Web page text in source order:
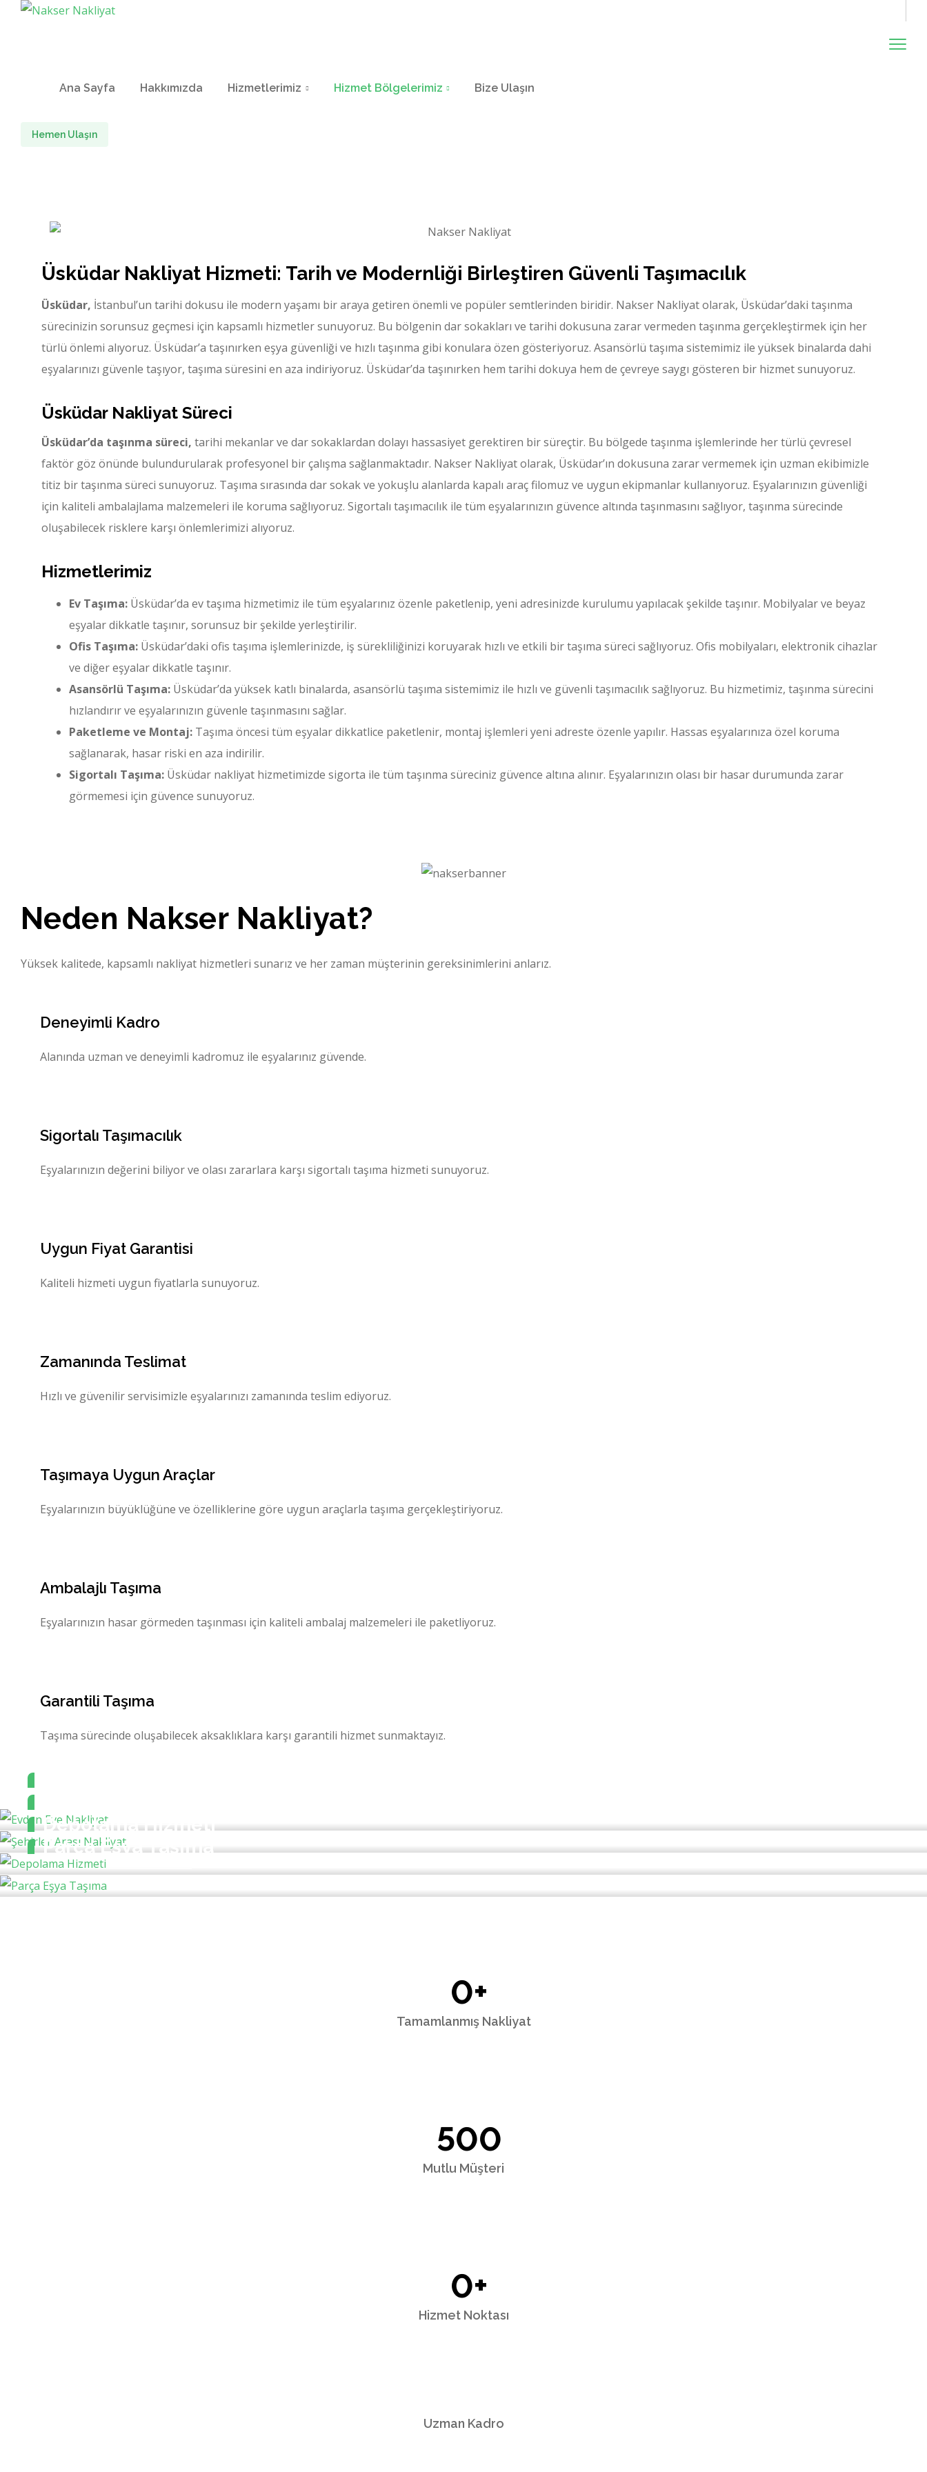
Ana Sayfa Hakkımızda Hizmetlerimiz Hizmet Bölgelerimiz Bize Ulaşın
Hemen Ulaşın
Üsküdar Nakliyat Hizmeti: Tarih ve Modernliği Birleştiren Güvenli Taşımacılık
Üsküdar, İstanbul’un tarihi dokusu ile modern yaşamı bir araya getiren önemli ve popüler semtlerinden biridir. Nakser Nakliyat olarak, Üsküdar’daki taşınma
sürecinizin sorunsuz geçmesi için kapsamlı hizmetler sunuyoruz. Bu bölgenin dar sokakları ve tarihi dokusuna zarar vermeden taşınma gerçekleştirmek için her
türlü önlemi alıyoruz. Üsküdar’a taşınırken eşya güvenliği ve hızlı taşınma gibi konulara özen gösteriyoruz. Asansörlü taşıma sistemimiz ile yüksek binalarda dahi
eşyalarınızı güvenle taşıyor, taşıma süresini en aza indiriyoruz. Üsküdar’da taşınırken hem tarihi dokuya hem de çevreye saygı gösteren bir hizmet sunuyoruz.
Üsküdar Nakliyat Süreci
Üsküdar’da taşınma süreci, tarihi mekanlar ve dar sokaklardan dolayı hassasiyet gerektiren bir süreçtir. Bu bölgede taşınma işlemlerinde her türlü çevresel
faktör göz önünde bulundurularak profesyonel bir çalışma sağlanmaktadır. Nakser Nakliyat olarak, Üsküdar’ın dokusuna zarar vermemek için uzman ekibimizle
titiz bir taşınma süreci sunuyoruz. Taşıma sırasında dar sokak ve yokuşlu alanlarda kapalı araç filomuz ve uygun ekipmanlar kullanıyoruz. Eşyalarınızın güvenliği
için kaliteli ambalajlama malzemeleri ile koruma sağlıyoruz. Sigortalı taşımacılık ile tüm eşyalarınızın güvence altında taşınmasını sağlıyor, taşınma sürecinde
oluşabilecek risklere karşı önlemlerimizi alıyoruz.
Hizmetlerimiz
Ev Taşıma: Üsküdar’da ev taşıma hizmetimiz ile tüm eşyalarınız özenle paketlenip, yeni adresinizde kurulumu yapılacak şekilde taşınır. Mobilyalar ve beyaz
eşyalar dikkatle taşınır, sorunsuz bir şekilde yerleştirilir.
Ofis Taşıma: Üsküdar’daki ofis taşıma işlemlerinizde, iş sürekliliğinizi koruyarak hızlı ve etkili bir taşıma süreci sağlıyoruz. Ofis mobilyaları, elektronik cihazlar
ve diğer eşyalar dikkatle taşınır.
Asansörlü Taşıma: Üsküdar’da yüksek katlı binalarda, asansörlü taşıma sistemimiz ile hızlı ve güvenli taşımacılık sağlıyoruz. Bu hizmetimiz, taşınma sürecini
hızlandırır ve eşyalarınızın güvenle taşınmasını sağlar.
Paketleme ve Montaj: Taşıma öncesi tüm eşyalar dikkatlice paketlenir, montaj işlemleri yeni adreste özenle yapılır. Hassas eşyalarınıza özel koruma
sağlanarak, hasar riski en aza indirilir.
Sigortalı Taşıma: Üsküdar nakliyat hizmetimizde sigorta ile tüm taşınma süreciniz güvence altına alınır. Eşyalarınızın olası bir hasar durumunda zarar
görmemesi için güvence sunuyoruz.
Neden Nakser Nakliyat?
Yüksek kalitede, kapsamlı nakliyat hizmetleri sunarız ve her zaman müşterinin gereksinimlerini anlarız.
Deneyimli Kadro
Alanında uzman ve deneyimli kadromuz ile eşyalarınız güvende.
Sigortalı Taşımacılık
Eşyalarınızın değerini biliyor ve olası zararlara karşı sigortalı taşıma hizmeti sunuyoruz.
Uygun Fiyat Garantisi
Kaliteli hizmeti uygun fiyatlarla sunuyoruz.
Zamanında Teslimat
Hızlı ve güvenilir servisimizle eşyalarınızı zamanında teslim ediyoruz.
Taşımaya Uygun Araçlar
Eşyalarınızın büyüklüğüne ve özelliklerine göre uygun araçlarla taşıma gerçekleştiriyoruz.
Ambalajlı Taşıma
Eşyalarınızın hasar görmeden taşınması için kaliteli ambalaj malzemeleri ile paketliyoruz.
Garantili Taşıma
Taşıma sürecinde oluşabilecek aksaklıklara karşı garantili hizmet sunmaktayız.
Depolama Hizmeti
Parça Eşya Taşıma
0+
Tamamlanmış Nakliyat
500
Mutlu Müşteri
0+
Hizmet Noktası
Uzman Kadro